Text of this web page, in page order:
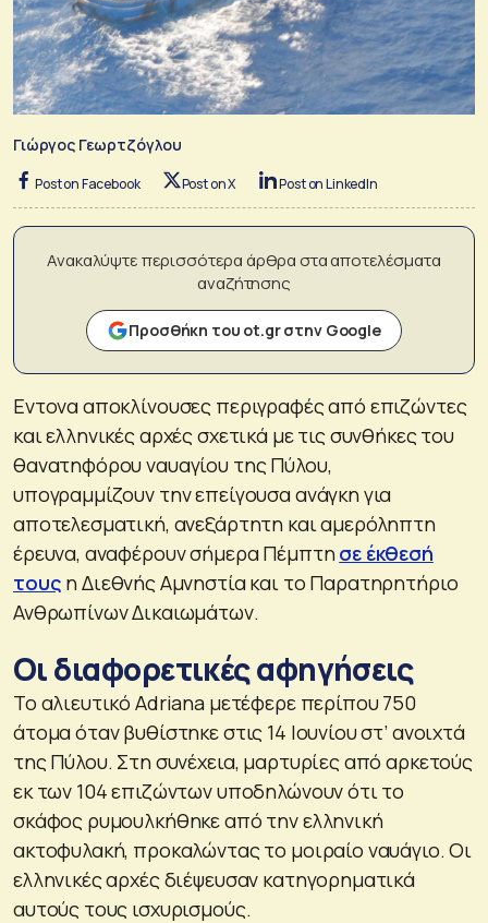
Γιώργος Γεωρτζόγλου
Post on Facebook Post on X Post on LinkedIn
Ανακαλύψτε περισσότερα άρθρα στα αποτελέσματα
αναζήτησης
Προσθήκη του ot.gr στην Google
Εντονα αποκλίνουσες περιγραφές από επιζώντες
και ελληνικές αρχές σχετικά με τις συνθήκες του
θανατηφόρου ναυαγίου της Πύλου,
υπογραμμίζουν την επείγουσα ανάγκη για
αποτελεσματική, ανεξάρτητη και αμερόληπτη
έρευνα, αναφέρουν σήμερα Πέμπτησε έκθεσή
τους η Διεθνής Αμνηστία και το Παρατηρητήριο
Ανθρωπίνων Δικαιωμάτων.
Οι διαφορετικές αφηγήσεις
Το αλιευτικό Adriana μετέφερε περίπου 750
άτομα όταν βυθίστηκε στις 14 Ιουνίου στ’ ανοιχτά
της Πύλου. Στη συνέχεια, μαρτυρίες από αρκετούς
εκ των 104 επιζώντων υποδηλώνουν ότι το
σκάφος ρυμουλκήθηκε από την ελληνική
ακτοφυλακή, προκαλώντας το μοιραίο ναυάγιο. Οι
ελληνικές αρχές διέψευσαν κατηγορηματικά
αυτούς τους ισχυρισμούς.